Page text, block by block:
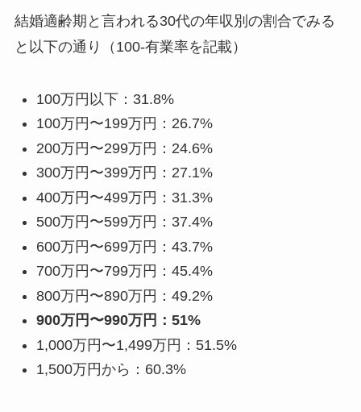
結婚適齢期と言われる30代の年収別の割合でみる
と以下の通り（100-有業率を記載）
100万円以下：31.8%
100万円〜199万円：26.7%
200万円〜299万円：24.6%
300万円〜399万円：27.1%
400万円〜499万円：31.3%
500万円〜599万円：37.4%
600万円〜699万円：43.7%
700万円〜799万円：45.4%
800万円〜890万円：49.2%
900万円〜990万円：51%
1,000万円〜1,499万円：51.5%
1,500万円から：60.3%